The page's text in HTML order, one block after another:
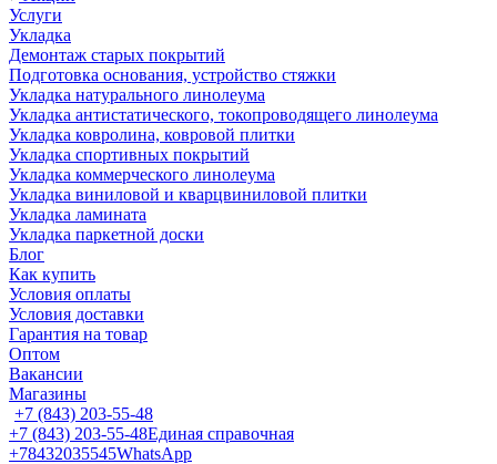
Услуги
Укладка
Демонтаж старых покрытий
Подготовка основания, устройство стяжки
Укладка натурального линолеума
Укладка антистатического, токопроводящего линолеума
Укладка ковролина, ковровой плитки
Укладка спортивных покрытий
Укладка коммерческого линолеума
Укладка виниловой и кварцвиниловой плитки
Укладка ламината
Укладка паркетной доски
Блог
Как купить
Условия оплаты
Условия доставки
Гарантия на товар
Оптом
Вакансии
Магазины
+7 (843) 203-55-48
+7 (843) 203-55-48Единая справочная
+78432035545WhatsApp